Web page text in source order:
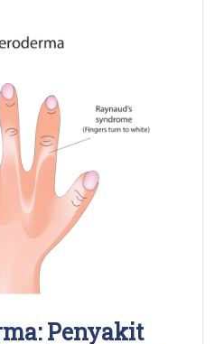
Penyakit